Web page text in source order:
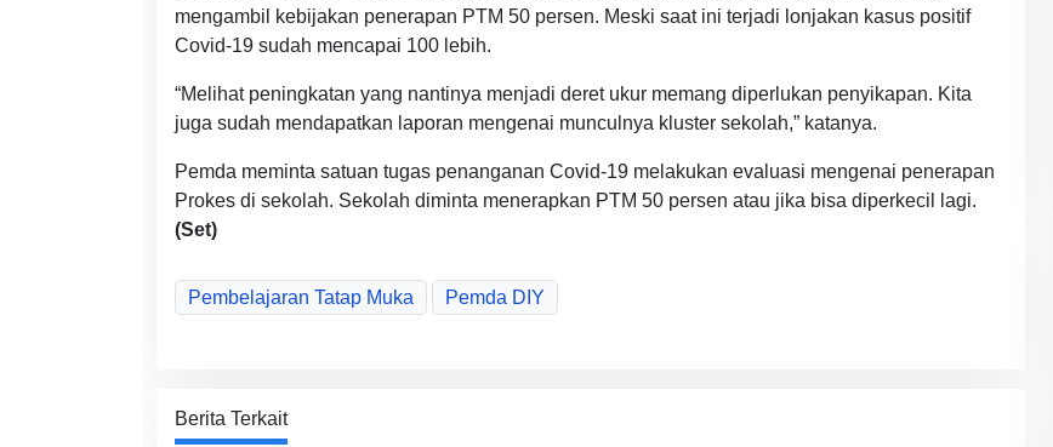
mengambil kebijakan penerapan PTM 50 persen. Meski saat ini terjadi lonjakan kasus positif
Covid-19 sudah mencapai 100 lebih.
“Melihat peningkatan yang nantinya menjadi deret ukur memang diperlukan penyikapan. Kita
juga sudah mendapatkan laporan mengenai munculnya kluster sekolah,” katanya.
Pemda meminta satuan tugas penanganan Covid-19 melakukan evaluasi mengenai penerapan
Prokes di sekolah. Sekolah diminta menerapkan PTM 50 persen atau jika bisa diperkecil lagi.
(Set)
Pembelajaran Tatap Muka Pemda DIY
Berita Terkait